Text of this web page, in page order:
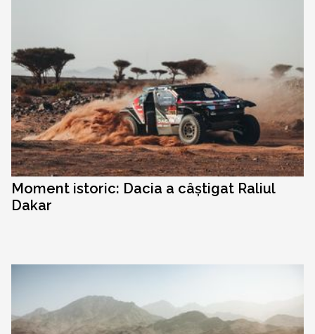
Moment istoric: Dacia a câștigat Raliul
Dakar